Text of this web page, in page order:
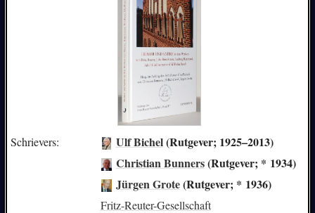
Schrievers: Ulf Bichel(Rutgever; 1925–2013)
Christian Bunners(Rutgever; * 1934)
Jürgen Grote(Rutgever; * 1936)
Fritz-Reuter-Gesellschaft